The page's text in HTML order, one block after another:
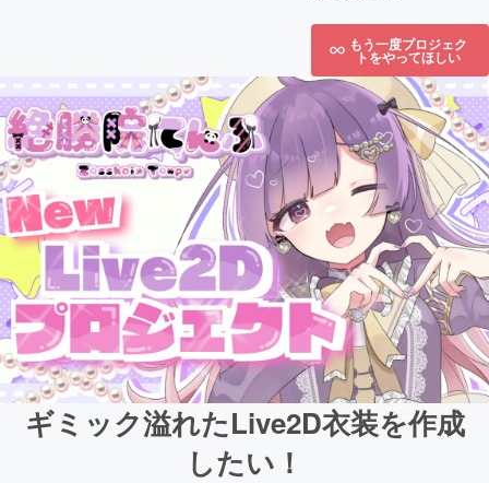
もう一度プロジェク
トをやってほしい
ギミック溢れたLive2D衣装を作成
したい！